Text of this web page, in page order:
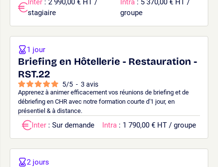
Inter : 2 990,00 € HT /
stagiaire
Intra : 5 370,00 € HT /
groupe
Briefing en Hôtellerie - Restauration -
RST.22
5/5 - 3 avis
Apprenez à animer efficacement vos réunions de briefing et de
débriefing en CHR avec notre formation courte d'1 jour, en
présentiel & à distance.
1 jour
Inter : Sur demande Intra : 1 790,00 € HT / groupe
2 jours